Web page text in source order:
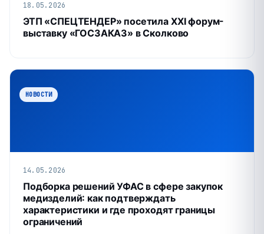
18.05.2026
ЭТП «СПЕЦТЕНДЕР» посетила XXI форум-
выставку «ГОСЗАКАЗ» в Сколково
НОВОСТИ
14.05.2026
Подборка решений УФАС в сфере закупок
медизделий: как подтверждать
характеристики и где проходят границы
ограничений